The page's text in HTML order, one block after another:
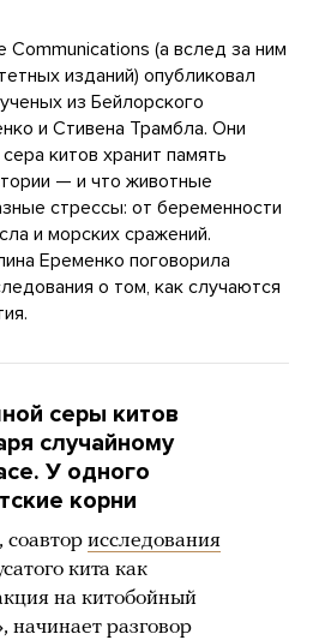
(а вслед за ним
изданий) опубликовал
из Бейлорского
и Стивена Трамбла. Они
китов хранит память
— и что животные
стрессы: от беременности
и морских сражений.
Еременко поговорила
о том, как случаются
серы китов
случайному
У одного
корни
исследования
кита как
на китобойный
разговор